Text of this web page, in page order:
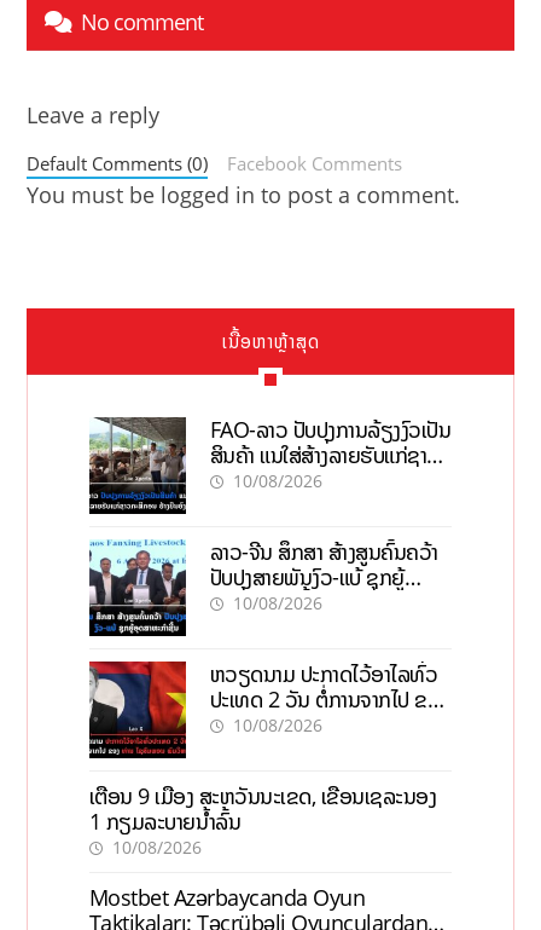
No comment
Leave a reply
Default Comments (0) Facebook Comments
You must be logged in to post a comment.
ເນື້ອຫາຫຼ້າສຸດ
FAO-ລາວ ປັບປຸງການລ້ຽງງົວເປັນ
ສິນຄ້າ ແນໃສ່ສ້າງລາຍຮັບແກ່ຊາວ
ກະສິກອນຢ່າງຍືນຍົງ
10/08/2026
ລາວ-ຈີນ ສຶກສາ ສ້າງສູນຄົ້ນຄວ້າ
ປັບປຸງສາຍພັນງົວ-ແບ້ ຊຸກຍູ້
ອຸດສາຫະກຳຊີ້ນ
10/08/2026
ຫວຽດນາມ ປະກາດໄວ້ອາໄລທົ່ວ
ປະເທດ 2 ວັນ ຕໍ່ການຈາກໄປ ຂອງ
ທ່ານ ໄຊສົມພອນ ພົມວິຫານ
10/08/2026
ເຕືອນ 9 ເມືອງ ສະຫວັນນະເຂດ, ເຂື່ອນເຊລະນອງ
1 ກຽມລະບາຍນ້ຳລົ້ນ
10/08/2026
Mostbet Azərbaycanda Oyun
Taktikaları: Təcrübəli Oyunçulardan